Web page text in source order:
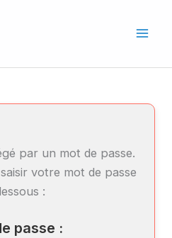
par un mot de passe.
votre mot de passe
:
passe :